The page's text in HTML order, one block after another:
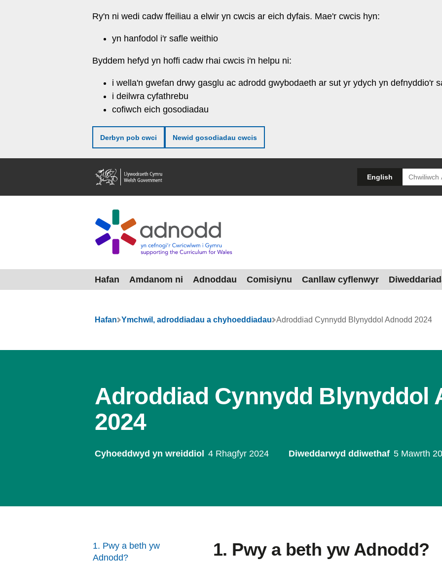
Ry'n ni wedi cadw ffeiliau a elwir yn cwcis ar eich dyfais. Mae'r cwcis hyn:
yn hanfodol i'r safle weithio
Byddem hefyd yn hoffi cadw rhai cwcis i'n helpu ni:
i wella'n gwefan drwy gasglu ac adrodd gwybodaeth ar sut yr ydych yn defnyddio'r
i deilwra cyfathrebu
cofiwch eich gosodiadau
Derbyn pob cwci Newid gosodiadau cwcis
Llywodraeth
Cymru
English
Search
for:
Hafan Amdanom ni Adnoddau Comisiynu Canllaw cyflenwyr
Hafan Ymchwil, adroddiadau a chyhoeddiadau Adroddiad Cynnydd Blynyddol Adnodd 2024
Adroddiad Cynnydd Blynyddol
2024
Cyhoeddwyd yn wreiddiol 4 Rhagfyr 2024 Diweddarwyd ddiwethaf 5 Mawrth
1. Pwy a beth yw
Adnodd?
1. Pwy a beth yw Adnodd?